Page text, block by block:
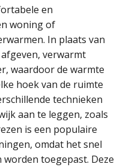
en
woning of
In plaats van
verwarmt
waardoor de warmte
hoek van de ruimte
technieken
aan te leggen, zoals
is een populaire
omdat het snel
toegepast. Deze